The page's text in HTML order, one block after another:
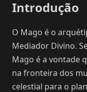
Introdução
O Mago é o
Mediador Divino.
Mago é a vontade
na fronteira dos
celestial para o